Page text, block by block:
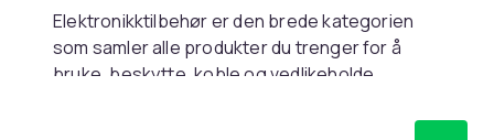
Elektronikktilbehør er den brede kategorien
som samler alle produkter du trenger for å
bruke, beskytte, koble og vedlikeholde
skjermbeskyttelse og batterier – hos CDON